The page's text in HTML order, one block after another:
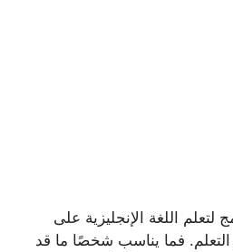
لتعلم اللغة الإنجليزية على
فما يناسب شخصًا ما قد